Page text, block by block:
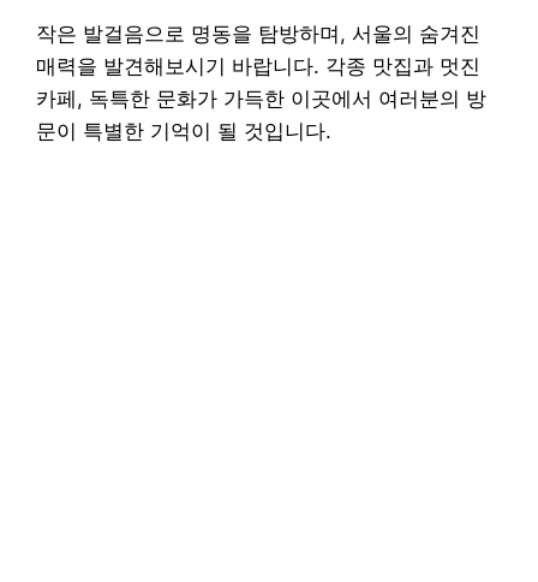
작은 발걸음으로 명동을 탐방하며, 서울의 숨겨진
매력을 발견해보시기 바랍니다. 각종 맛집과 멋진
카페, 독특한 문화가 가득한 이곳에서 여러분의 방
문이 특별한 기억이 될 것입니다.